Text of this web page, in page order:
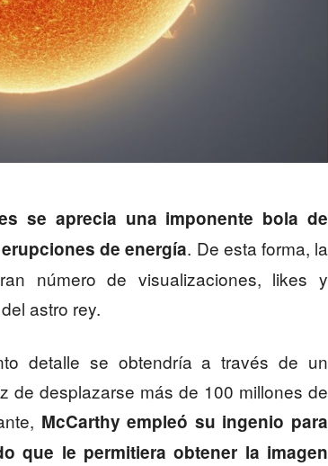
se aprecia una imponente bola de
de energía. De esta forma, la
número de visualizaciones, likes y
astro rey.
detalle se obtendría a través de un
de desplazarse más de 100 millones de
McCarthy empleó su ingenio para
que le permitiera obtener la imagen